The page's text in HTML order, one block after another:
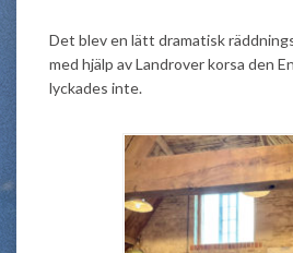
Det blev en lätt dramatisk
med hjälp av Landrover korsa den
lyckades inte.